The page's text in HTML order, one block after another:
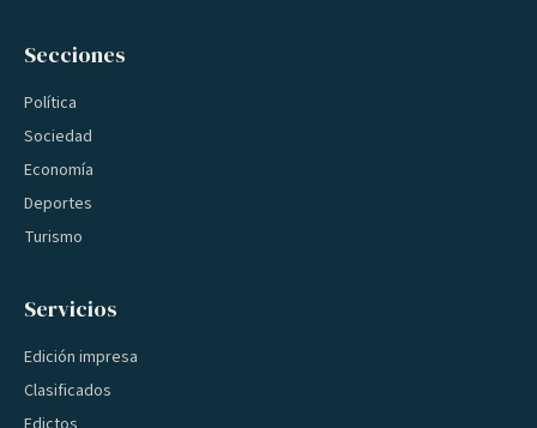
Secciones
Política
Sociedad
Economía
Deportes
Turismo
Servicios
Edición impresa
Clasificados